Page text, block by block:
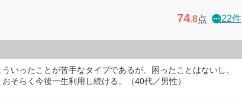
74.8点 22件
いったことが苦手なタイプであるが、困ったことはないし、
そらく今後一生利用し続ける。（40代／男性）